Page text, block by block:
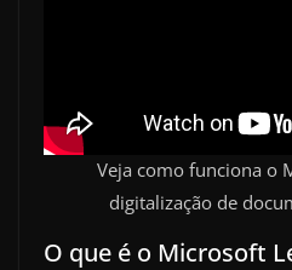
Veja como funciona o
digitalização de
O que é o Microsoft